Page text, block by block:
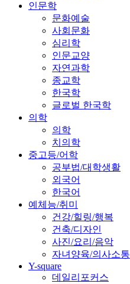
인문학
문화예술
사회문화
심리학
인문교양
자연과학
종교학
한국학
글로벌 한국학
의학
의학
치의학
중고등/어학
공부법/대학생활
외국어
한국어
예체능/취미
건강/힐링/행복
건축/디자인
사진/요리/음악
자녀양육/의사소통
Y-square
데일리포커스